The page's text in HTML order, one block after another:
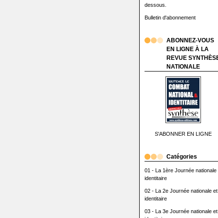
dessous.
Bulletin d'abonnement
ABONNEZ-VOUS
EN LIGNE À LA
REVUE
NATIONALE
S'ABONNER EN LIGNE
Catégories
01 - La 1ère Journée nationale
identitaire
02 - La 2e Journée nationale et
identitaire
03 - La 3e Journée nationale et